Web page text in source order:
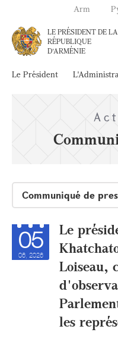
Arm
LE PRÉSIDENT DE LA
RÉPUBLIQUE
D'ARMÉNIE
Le Président
Communiqué de
05
06, 2026
Le
Loiseau,
les